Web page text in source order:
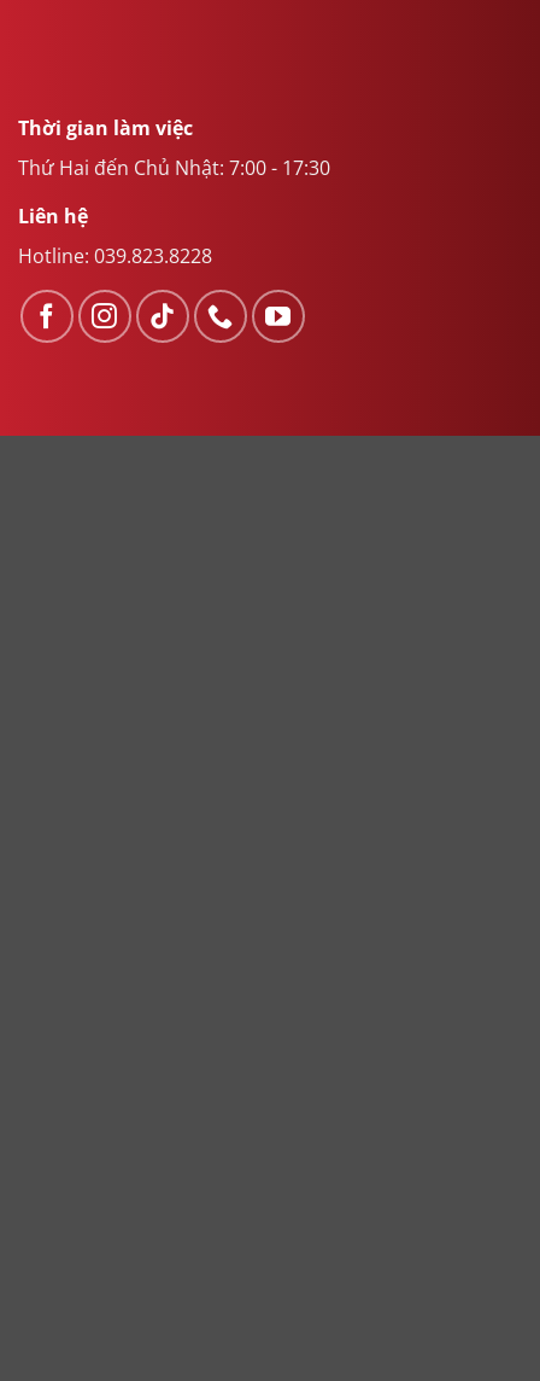
Thời gian làm việc
Thứ Hai đến Chủ Nhật: 7:00 - 17:30
Liên hệ
Hotline: 039.823.8228